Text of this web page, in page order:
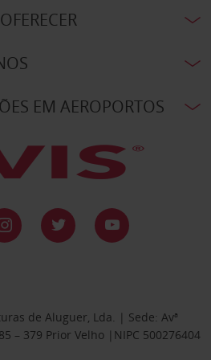
EM AEROPORTOS
de Aluguer, Lda. | Sede: Avª
– 379 Prior Velho |NIPC 500276404